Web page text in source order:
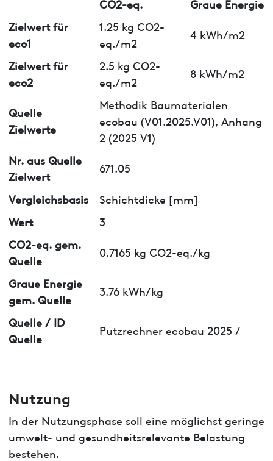
CO2-eq.
Graue Energie
Zielwert für
eco1
1.25 kg CO2-
eq./m2
4 kWh/m2
Zielwert für
eco2
2.5 kg CO2-
eq./m2
8 kWh/m2
Quelle
Zielwerte
Methodik Baumaterialen
ecobau (V01.2025.V01), Anhang
2 (2025 V1)
Nr. aus Quelle
Zielwert
671.05
Vergleichsbasis
Schichtdicke [mm]
Wert
3
CO2-eq. gem.
Quelle
0.7165 kg CO2-eq./kg
Graue Energie
gem. Quelle
3.76 kWh/kg
Quelle / ID
Quelle
Putzrechner ecobau 2025 /
Nutzung
In der Nutzungsphase soll eine möglichst geringe
umwelt- und gesundheitsrelevante Belastung
bestehen.